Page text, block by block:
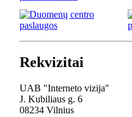
Rekvizitai
UAB "Interneto vizija"
J. Kubiliaus g. 6
08234 Vilnius